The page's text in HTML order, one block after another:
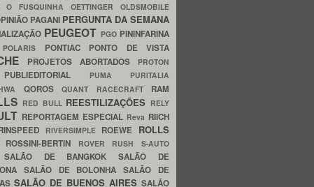
O FUSQUINHA OETTINGER OLDSMOBILE
PAGANI PERGUNTA DA SEMANA
PEUGEOT PGO PININFARINA
POLARIS PONTIAC PONTO DE VISTA
PROJETOS ABORTADOS PROTON
PUBLIEDITORIAL PUMA PURITALIA
QOROS QUANT RACECRAFT RAM
RED BULL REESTILIZAÇÕES RELY
REPORTAGEM ESPECIAL Reva RIICH
RIVERSIMPLE ROEWE ROLLS
ROSSINI-BERTIN ROVER RUSH S-AUTO
SALÃO DE BANGKOKSALÃO DE
SALÃO DE BOLONHASALÃO DE
SALÃO DE BUENOS AIRES SALÃO